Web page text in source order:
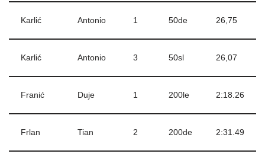
Karlić Antonio 1 50de 26,75
Karlić Antonio 3 50sl 26,07
Franić Duje 1 200le 2:18.26
Frlan Tian 2 200de 2:31.49